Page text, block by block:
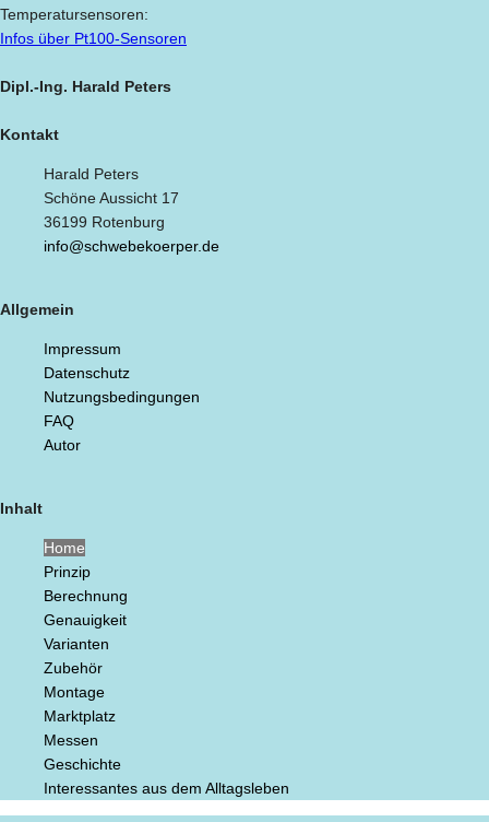
Temperatursensoren:
Infos über Pt100-Sensoren
Dipl.-Ing. Harald Peters
Kontakt
Harald Peters
Schöne Aussicht 17
36199 Rotenburg
info@schwebekoerper.de
Allgemein
Impressum
Datenschutz
Nutzungsbedingungen
FAQ
Autor
Inhalt
Home
Prinzip
Berechnung
Genauigkeit
Varianten
Zubehör
Montage
Marktplatz
Messen
Geschichte
Interessantes aus dem Alltagsleben